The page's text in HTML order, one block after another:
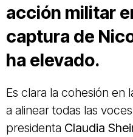
acción militar
captura de
ha elevado.
Es clara la cohesión en
a alinear todas las
presidenta Claudia